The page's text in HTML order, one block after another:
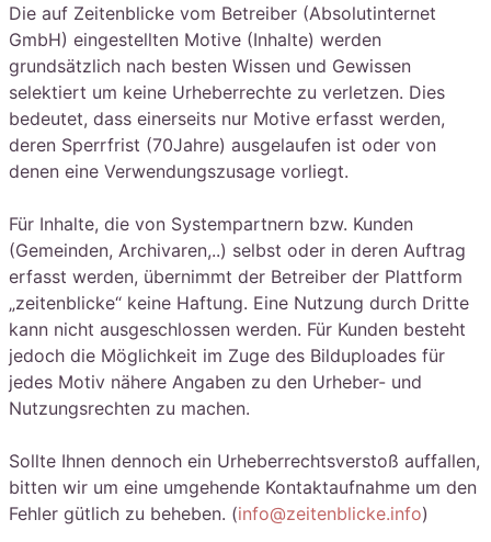
Die auf Zeitenblicke vom Betreiber (Absolutinternet
GmbH) eingestellten Motive (Inhalte) werden
grundsätzlich nach besten Wissen und Gewissen
selektiert um keine Urheberrechte zu verletzen. Dies
bedeutet, dass einerseits nur Motive erfasst werden,
deren Sperrfrist (70Jahre) ausgelaufen ist oder von
denen eine Verwendungszusage vorliegt.
Für Inhalte, die von Systempartnern bzw. Kunden
(Gemeinden, Archivaren,..) selbst oder in deren Auftrag
erfasst werden, übernimmt der Betreiber der Plattform
„zeitenblicke“ keine Haftung. Eine Nutzung durch Dritte
kann nicht ausgeschlossen werden. Für Kunden besteht
jedoch die Möglichkeit im Zuge des Bilduploades für
jedes Motiv nähere Angaben zu den Urheber- und
Nutzungsrechten zu machen.
Sollte Ihnen dennoch ein Urheberrechtsverstoß auffallen,
bitten wir um eine umgehende Kontaktaufnahme um den
Fehler gütlich zu beheben. (info@zeitenblicke.info)